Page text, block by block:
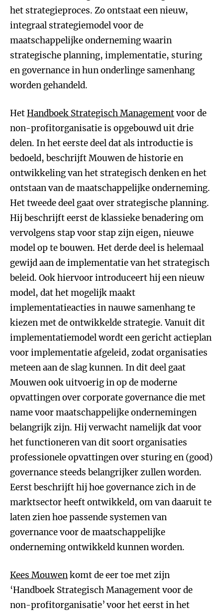
het strategieproces. Zo ontstaat een nieuw,
integraal strategiemodel voor de
maatschappelijke onderneming waarin
strategische planning, implementatie, sturing
en governance in hun onderlinge samenhang
worden gehandeld.
HetHandboek Strategisch Managementvoor de
non-profitorganisatie is opgebouwd uit drie
delen. In het eerste deel dat als introductie is
bedoeld, beschrijft Mouwen de historie en
ontwikkeling van het strategisch denken en het
ontstaan van de maatschappelijke onderneming.
Het tweede deel gaat over strategische planning.
Hij beschrijft eerst de klassieke benadering om
vervolgens stap voor stap zijn eigen, nieuwe
model op te bouwen. Het derde deel is helemaal
gewijd aan de implementatie van het strategisch
beleid. Ook hiervoor introduceert hij een nieuw
model, dat het mogelijk maakt
implementatieacties in nauwe samenhang te
kiezen met de ontwikkelde strategie. Vanuit dit
implementatiemodel wordt een gericht actieplan
voor implementatie afgeleid, zodat organisaties
meteen aan de slag kunnen. In dit deel gaat
Mouwen ook uitvoerig in op de moderne
opvattingen over corporate governance die met
name voor maatschappelijke ondernemingen
belangrijk zijn. Hij verwacht namelijk dat voor
het functioneren van dit soort organisaties
professionele opvattingen over sturing en (good)
governance steeds belangrijker zullen worden.
Eerst beschrijft hij hoe governance zich in de
marktsector heeft ontwikkeld, om van daaruit te
laten zien hoe passende systemen van
governance voor de maatschappelijke
onderneming ontwikkeld kunnen worden.
Kees Mouwenkomt de eer toe met zijn
‘Handboek Strategisch Management voor de
non-profitorganisatie’voor het eerst in het